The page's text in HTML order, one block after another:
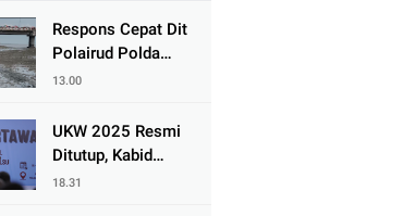
Respons Cepat Dit
Polairud Polda
Jatim Selamatkan
Lumpur di Wisata
Kenjeran
13.00
UKW 2025 Resmi
Ditutup, Kabid
Humas PMJ: Pers
18.31